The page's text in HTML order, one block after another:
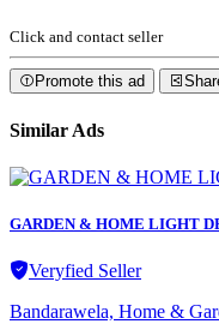
Click and contact seller
Promote this ad
Similar Ads
GARDEN & HOME LIGHT
Veryfied Seller
Bandarawela, Home &